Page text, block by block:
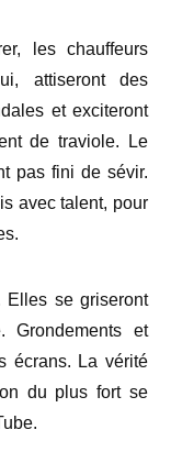
les chauffeurs
attiseront des
et exciteront
de traviole. Le
pas fini de sévir.
avec talent, pour
Elles se griseront
Grondements et
écrans. La vérité
du plus fort se